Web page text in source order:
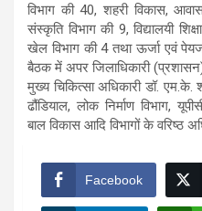
विभाग की 40, शहरी विकास,
संस्कृति विभाग की 9, विद्यालयी
खेल विभाग की 4 तथा ऊर्जा एवं
बैठक में अपर जिलाधिकारी (प्रशासन)
मुख्य चिकित्सा अधिकारी डॉ. एम.के.
ढौंडियाल, लोक निर्माण विभाग,
बाल विकास आदि विभागों के वरिष्ठ
Facebook